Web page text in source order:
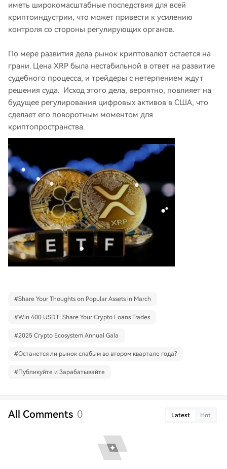
иметь широкомасштабные последствия для всей
криптоиндустрии, что может привести к усилению
контроля со стороны регулирующих органов.
По мере развития дела рынок криптовалют остается на
грани. Цена XRP была нестабильной в ответ на развитие
судебного процесса, и трейдеры с нетерпением ждут
решения суда. Исход этого дела, вероятно, повлияет на
будущее регулирования цифровых активов в США, что
сделает его поворотным моментом для
криптопространства.
#Share Your Thoughts on Popular Assets in March
#Win 400 USDT: Share Your Crypto Loans Trades
#2025 Crypto Ecosystem Annual Gala
#Останется ли рынок слабым во втором квартале года?
#Публикуйте и Зарабатывайте
All Comments 0 Latest Hot